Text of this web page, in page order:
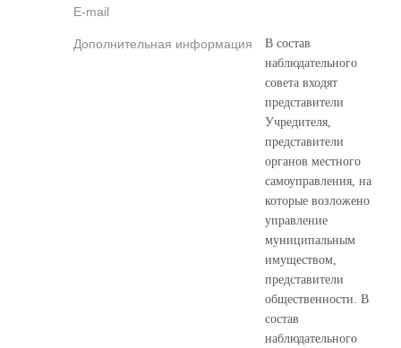
E-mail
Дополнительная информация
В состав
наблюдательного
совета входят
представители
Учредителя,
представители
органов местного
самоуправления, на
которые возложено
управление
муниципальным
имуществом,
представители
общественности. В
состав
наблюдательного